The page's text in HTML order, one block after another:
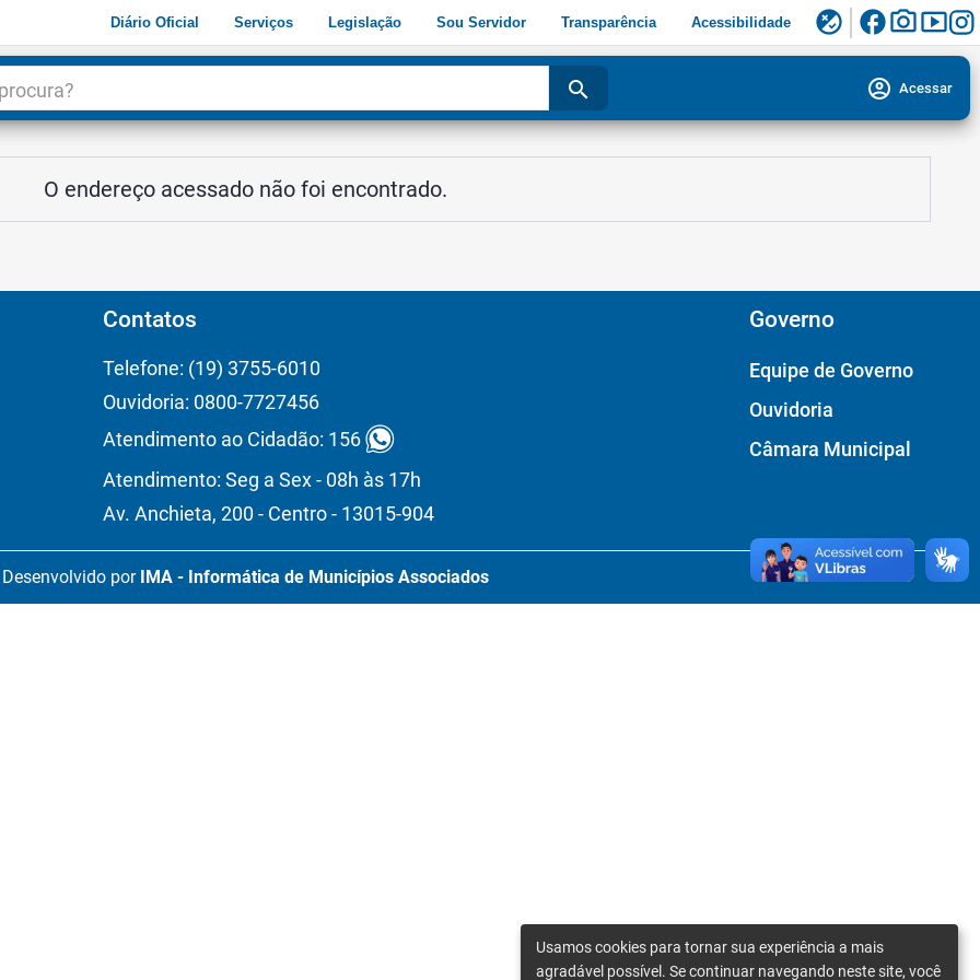
Diário Oficial Serviços Legislação Sou Servidor Transparência Acessibilidade flaky facebookphoto_camerasmart_display
search account_circle Acessar
O endereço acessado não foi encontrado.
Contatos
Telefone: (19) 3755-6010
Ouvidoria: 0800-7727456
Atendimento ao Cidadão: 156
Atendimento: Seg a Sex - 08h às 17h
Av. Anchieta, 200 - Centro - 13015-904
Governo
Equipe de Governo
Ouvidoria
Câmara Municipal
Desenvolvido por IMA - Informática de Municípios Associados
Usamos cookies para tornar sua experiência a mais
agradável possível. Se continuar navegando neste site, você